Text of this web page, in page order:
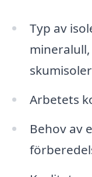
Typ av
Arbetets
Behov av